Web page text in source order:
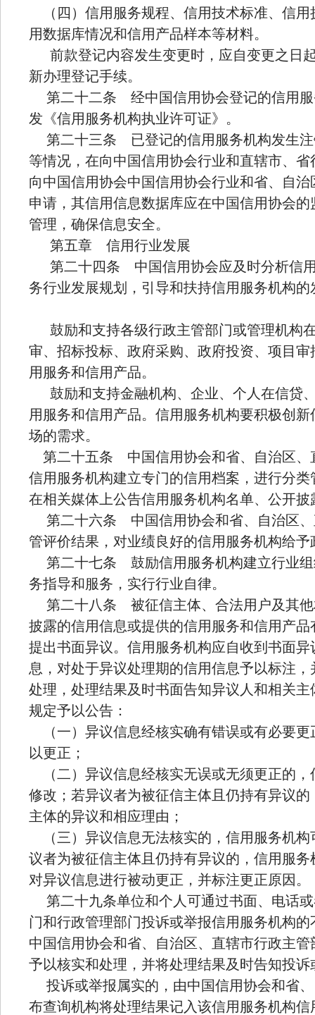
（四）信用服务规程、信用技术标准、信用
用数据库情况和信用产品样本等材料。
前款登记内容发生变更时，应自变更之日
新办理登记手续。
第二十二条 经中国信用协会登记的信用服
发《信用服务机构执业许可证》。
第二十三条 已登记的信用服务机构发生注
等情况，在向中国信用协会行业和直辖市、
向中国信用协会中国信用协会行业和省、自
申请，其信用信息数据库应在中国信用协会
管理，确保信息安全。
第五章 信用行业发展
第二十四条 中国信用协会应及时分析信用
务行业发展规划，引导和扶持信用服务机构的
鼓励和支持各级行政主管部门或管理机构
审、招标投标、政府采购、政府投资、项目
用服务和信用产品。
鼓励和支持金融机构、企业、个人在信贷
用服务和信用产品。信用服务机构要积极创
场的需求。
第二十五条 中国信用协会和省、自治区、
信用服务机构建立专门的信用档案，进行分
在相关媒体上公告信用服务机构名单、公开披
第二十六条 中国信用协会和省、自治区、
管评价结果，对业绩良好的信用服务机构给
第二十七条 鼓励信用服务机构建立行业组
务指导和服务，实行行业自律。
第二十八条 被征信主体、合法用户及其他
披露的信用信息或提供的信用服务和信用产
提出书面异议。信用服务机构应自收到书面
息，对处于异议处理期的信用信息予以标注
处理，处理结果及时书面告知异议人和相关
规定予以公告：
（一）异议信息经核实确有错误或有必要更
以更正；
（二）异议信息经核实无误或无须更正的，
修改；若异议者为被征信主体且仍持有异议
主体的异议和相应理由；
（三）异议信息无法核实的，信用服务机构
议者为被征信主体且仍持有异议的，信用服
对异议信息进行被动更正，并标注更正原因。
第二十九条单位和个人可通过书面、电话
门和行政管理部门投诉或举报信用服务机构
中国信用协会和省、自治区、直辖市行政主
予以核实和处理，并将处理结果及时告知投诉
投诉或举报属实的，由中国信用协会和省
布查询机构将处理结果记入该信用服务机构